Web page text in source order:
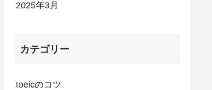
2025年3月
カテゴリー
toeicのコツ